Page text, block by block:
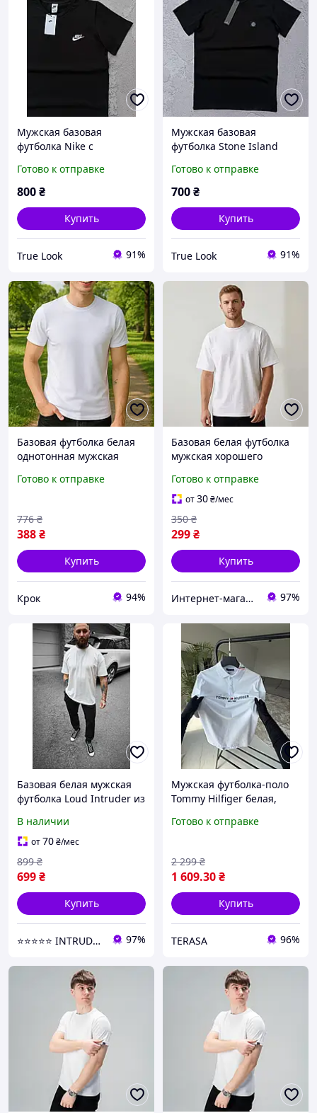
Мужская базовая
футболка Nike с
белая)
Готово к отправке
800₴
Купить
True Look 91%
Мужская базовая
футболка Stone Island
Готово к отправке
700₴
Купить
True Look 91%
Базовая футболка белая
однотонная мужская
летние футболки базовые
Готово к отправке
388₴
776 ₴
Купить
Крок 94%
Базовая белая футболка
мужская хорошего
Готово к отправке
от30₴/мес
299₴
350 ₴
Купить
Интернет-магазин одежды и обуви Bebest-Style 97%
Базовая белая мужская
футболка Loud Intruder из
свободного кроя
повседневная для
мужчин и юношей под
джинсы бре
В наличии
от70₴/мес
699₴
899 ₴
Купить
⭐️⭐️⭐️⭐️⭐️ INTRUDER | Интернет- магазин одежды 97%
Мужская футболка-поло
Tommy Hilfiger белая,
Хилфигер на лето из
базовая футболка с
воротн
Готово к отправке
1 609.30₴
2 299 ₴
Купить
TERASA 96%